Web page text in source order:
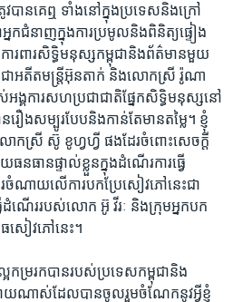
វ​បាន​គេ​ឮ ​ទាំង​នៅ​ក្នុង​ប្រទេស​និង​ក្រៅ​
ក​ជំនាញ​ក្នុង​ការ​ប្រមូល​និង​ពិនិត្យ​ផ្ទៀង
ារពារ​សិទ្ធិមនុស្ស​កម្ពុជា​និង​ព័ត៌មាន​មួយ​
ា​អតីត​មន្ត្រី​អ៊ុនតាក់​ និង​លោក​ស្រី រ៉ូណា
ង្គការ​សហប្រជាជាតិ​ផ្នែក​សិទ្ធិមនុស្ស​នៅ​
រឿង​សម្បូរ​បែប​និង​កាន់តែ​មាន​តម្លៃ។ ខ្ញុំ​
ស្រី ស៊ូ ខូហ្វហ្វី​ ផង​ដែរ​ចំពោះ​សេចក្តី​
ធាន​ផ្ទាល់ខ្លួន​ក្នុង​ដំណើរការ​ធ្វើ​
ចំណាយ​លើ​ការ​បកប្រែ​សៀវភៅ​នេះ​ជា​
ើ​ដំណើរ​របស់​លោក អ៊ូ វីរៈ​ និង​ក្រុម​អ្នក​បក
ធ​សៀវភៅ​នេះ។
ម្រ​រក​បាន​របស់​ប្រទេស​កម្ពុជា​និង​
ករាយ​ណាស់​ដែល​បាន​ចូលរួម​ចំណែក​នូវ​អ្វី​ខ្ញុំ​